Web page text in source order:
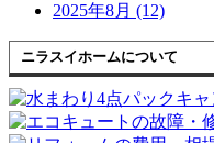
2025年8月 (12)
ニラスイホームについて